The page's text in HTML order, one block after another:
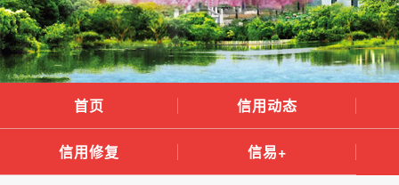
首页 信用动态
信用修复 信易+